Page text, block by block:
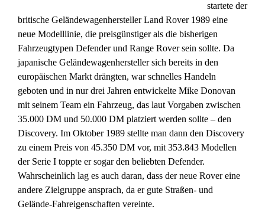
startete der
britische Geländewagenhersteller Land Rover 1989 eine
neue Modelllinie, die preisgünstiger als die bisherigen
Fahrzeugtypen Defender und Range Rover sein sollte. Da
japanische Geländewagenhersteller sich bereits in den
europäischen Markt drängten, war schnelles Handeln
geboten und in nur drei Jahren entwickelte Mike Donovan
mit seinem Team ein Fahrzeug, das laut Vorgaben zwischen
35.000 DM und 50.000 DM platziert werden sollte – den
Discovery. Im Oktober 1989 stellte man dann den Discovery
zu einem Preis von 45.350 DM vor, mit 353.843 Modellen
der Serie I toppte er sogar den beliebten Defender.
Wahrscheinlich lag es auch daran, dass der neue Rover eine
andere Zielgruppe ansprach, da er gute Straßen- und
Gelände-Fahreigenschaften vereinte.